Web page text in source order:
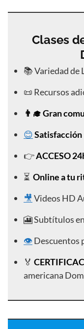
Clases
📚 Variedad de
📜 Recursos
👨‍🎓 Gran
😊Satisfacción
👉ACCESO
⏳ Online a tu
🎥 Videos HD
🎦 Subtítulos
👁️Descuentos
🏅
americana